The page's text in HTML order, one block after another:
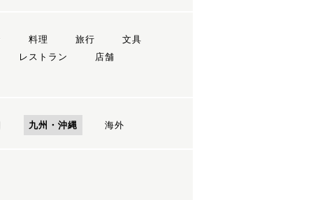
料理 旅行
文具
レストラン
店舗
九州・沖縄 海外